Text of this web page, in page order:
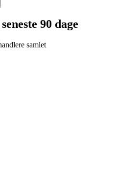
90 dage
samlet